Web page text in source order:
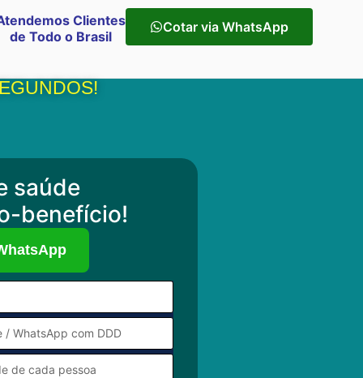
Clientes
de Todo o Brasil
Cotar via WhatsApp
saúde
benefício!